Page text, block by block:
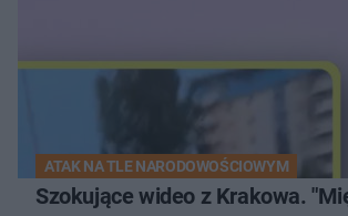
ATAK NA TLE NARODOWOŚCIOWYM
Szokujące wideo z Krakowa.